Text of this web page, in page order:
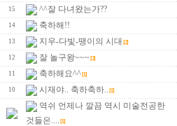
15 ^^잘 다녀왔는가??
14 축하해!!
13 지우-다빛-땡이의 시대 [2]
12 잘 놀구왕~~~ [3]
11 축하해요^^ [1]
10 시재야.. 축하축하.. [1]
역쉬 언제나 깔끔 역시 미술전공한
것들은.... [1]